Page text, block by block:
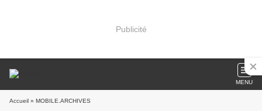
Publicité
MENU
Accueil » MOBILE.ARCHIVES